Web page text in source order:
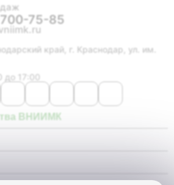
75-85
край, г. Краснодар, ул. им.
до 17:00
ВНИИМК